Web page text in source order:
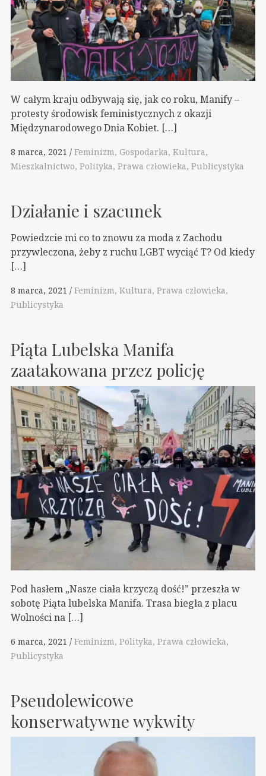
W całym kraju odbywają się, jak co roku, Manify –
protesty środowisk feministycznych z okazji
Międzynarodowego Dnia Kobiet. […]
8 marca, 2021 Feminizm Gospodarka Kultura
Mieszkalnictwo Polityka Prawa człowieka Publicystyka
Działanie i szacunek
Powiedzcie mi co to znowu za moda z Zachodu
przywleczona, żeby z ruchu LGBT wyciąć T? Od kiedy
[…]
8 marca, 2021 Feminizm Kultura Prawa człowieka
Publicystyka
Piąta Lubelska Manifa
zaatakowana przez policję
Pod hasłem „Nasze ciała krzyczą dość!” przeszła w
sobotę Piąta lubelska Manifa. Trasa biegła z placu
Wolności na […]
6 marca, 2021 Feminizm Polityka Prawa człowieka
Publicystyka
Pseudolewicowe
konserwatywne wykwity